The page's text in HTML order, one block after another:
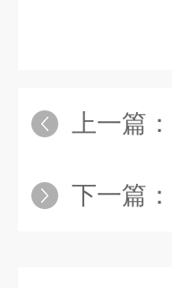
上一篇：
下一篇：